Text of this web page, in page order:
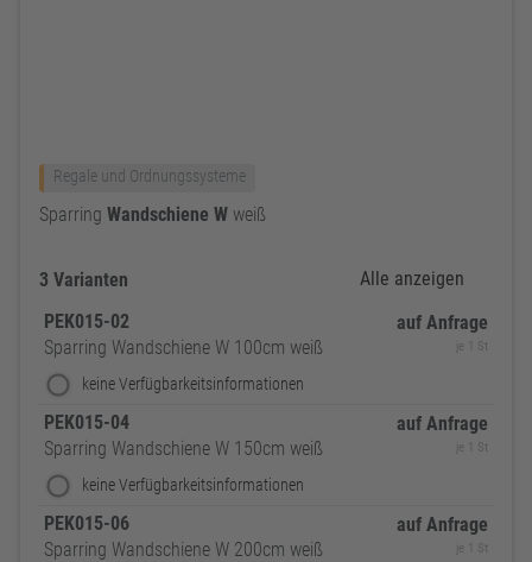
Regale und Ordnungssysteme
Sparring Wandschiene W weiß
3 Varianten
Alle anzeigen
PEK015-02
Sparring Wandschiene W 100cm weiß
keine Verfügbarkeitsinformationen
auf Anfrage
je 1 St
PEK015-04
Sparring Wandschiene W 150cm weiß
keine Verfügbarkeitsinformationen
auf Anfrage
je 1 St
PEK015-06
Sparring Wandschiene W 200cm weiß
auf Anfrage
je 1 St